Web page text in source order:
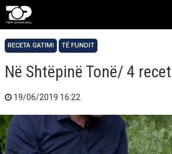
RECETA GATIMI TË FUNDIT
Në Shtëpinë Tonë/ 4
19/06/2019 16:22